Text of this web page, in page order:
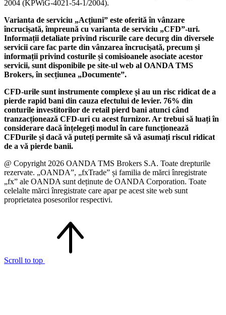
2004 (KPWiG-4021-54-1/2004).
Varianta de serviciu „Acțiuni” este oferită în vânzare
încrucișată, împreună cu varianta de serviciu „CFD”-uri.
Informații detaliate privind riscurile care decurg din diversele
servicii care fac parte din vânzarea încrucișată, precum și
informații privind costurile și comisioanele asociate acestor
servicii, sunt disponibile pe site-ul web al OANDA TMS
Brokers, în secțiunea „Documente”.
CFD-urile sunt instrumente complexe și au un risc ridicat de a
pierde rapid bani din cauza efectului de levier. 76% din
conturile investitorilor de retail pierd bani atunci când
tranzacționează CFD-uri cu acest furnizor. Ar trebui să luați în
considerare dacă înțelegeți modul în care funcționează
CFDurile și dacă vă puteți permite să vă asumați riscul ridicat
de a vă pierde banii.
@ Copyright 2026 OANDA TMS Brokers S.A. Toate drepturile
rezervate. „OANDA”, „fxTrade” și familia de mărci înregistrate
„fx” ale OANDA sunt deținute de OANDA Corporation. Toate
celelalte mărci înregistrate care apar pe acest site web sunt
proprietatea posesorilor respectivi.
Scroll to top